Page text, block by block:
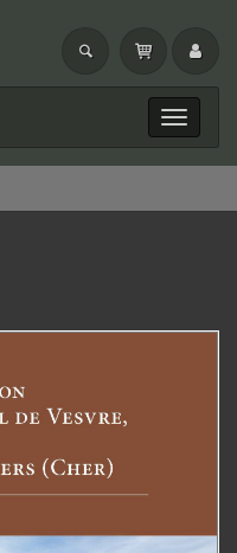
Toggle